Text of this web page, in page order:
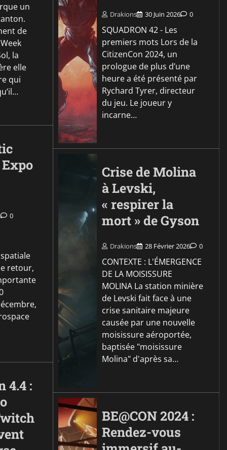
un
de
la
elle
qui
0
retour,
4.4 :
Drakions 30 Juin 2026 0
SQUADRON 42 - Les
premiers mots Lors de la
CitizenCon 2024, un
prologue de plus d’une
heure a été présenté par
Rychard Tyrer, directeur
du jeu. Le joueur y
incarne…
Crise de Molina
à Levski,
« respirer la
mort » de Gyson
Drakions 28 Février 2026 0
CONTEXTE : L'ÉMERGENCE
DE LA MOISISSURE
MOLINA La station minière
de Levski fait face à une
crise sanitaire majeure
causée par une nouvelle
moisissure aéroportée,
baptisée "moisissure
Molina" d'après sa…
BE@CON 2024 :
Rendez-vous